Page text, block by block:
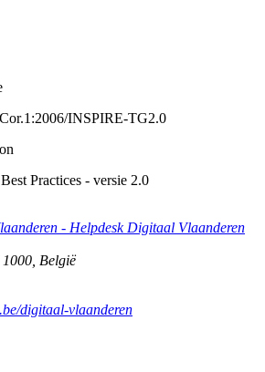
INSPIRE-TG2.0
Practices - versie 2.0
- Helpdesk Digitaal Vlaanderen
1000 België
digitaal-vlaanderen